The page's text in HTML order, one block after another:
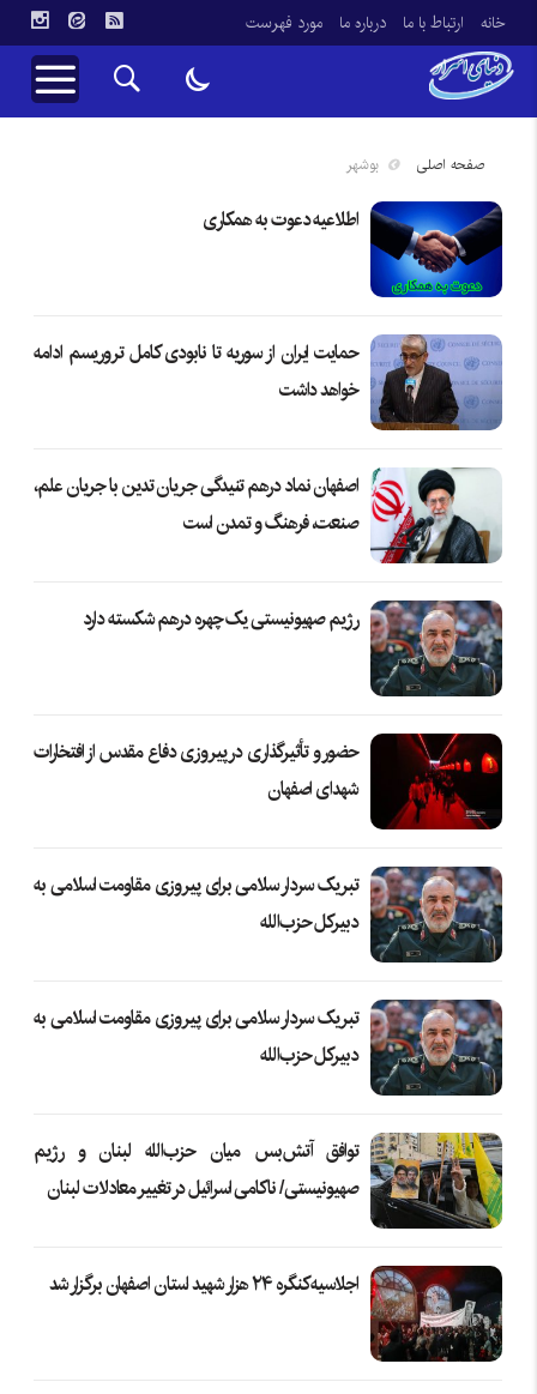
خانه ارتباط با ما درباره ما مورد فهرست
صفحه اصلی بوشهر
اطلاعیه دعوت به همکاری
حمایت ایران از سوریه تا نابودی کامل تروریسم ادامه
خواهد داشت
اصفهان نماد درهم تنیدگی جریان تدین با جریان علم،
صنعت، فرهنگ و تمدن است
رژیم صهیونیستی یک چهره درهم شکسته دارد
حضور و تأثیرگذاری در پیروزی دفاع مقدس از افتخارات
شهدای اصفهان
تبریک سردار سلامی برای پیروزی مقاومت اسلامی به
دبیرکل حزب‌الله
تبریک سردار سلامی برای پیروزی مقاومت اسلامی به
دبیرکل حزب‌الله
توافق آتش‌بس میان حزب‌الله لبنان و رژیم
صهیونیستی/ ناکامی اسرائیل در تغییر معادلات لبنان
اجلاسیه کنگره ۲۴ هزار شهید استان اصفهان برگزار شد